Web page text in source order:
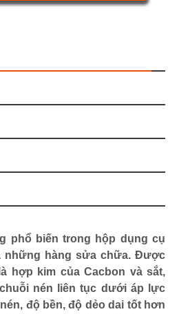
phổ biến trong hộp dụng cụ
những hàng sửa chữa. Được
hợp kim của Cacbon và sắt,
nén liên tục dưới áp lực
độ bền, độ dẻo dai tốt hơn